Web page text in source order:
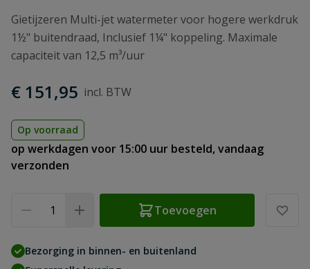
Gietijzeren Multi-jet watermeter voor hogere werkdruk
1½" buitendraad, Inclusief 1¼" koppeling. Maximale
capaciteit van 12,5 m³/uur
€ 151,95
Op voorraad
op werkdagen voor 15:00 uur besteld, vandaag
verzonden
Toevoegen
Bezorging in binnen- en buitenland